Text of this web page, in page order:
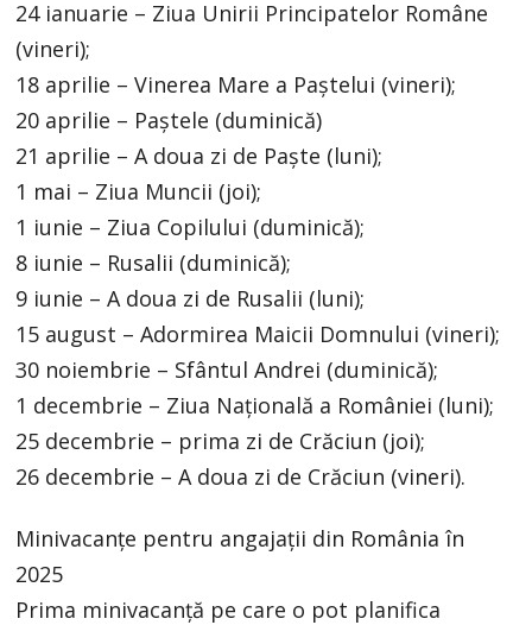
24 ianuarie – Ziua Unirii Principatelor Române
(vineri);
18 aprilie – Vinerea Mare a Paștelui (vineri);
20 aprilie – Paștele (duminică)
21 aprilie – A doua zi de Paște (luni);
1 mai – Ziua Muncii (joi);
1 iunie – Ziua Copilului (duminică);
8 iunie – Rusalii (duminică);
9 iunie – A doua zi de Rusalii (luni);
15 august – Adormirea Maicii Domnului (vineri);
30 noiembrie – Sfântul Andrei (duminică);
1 decembrie – Ziua Națională a României (luni);
25 decembrie – prima zi de Crăciun (joi);
26 decembrie – A doua zi de Crăciun (vineri).
Minivacanțe pentru angajații din România în
2025
Prima minivacanță pe care o pot planifica